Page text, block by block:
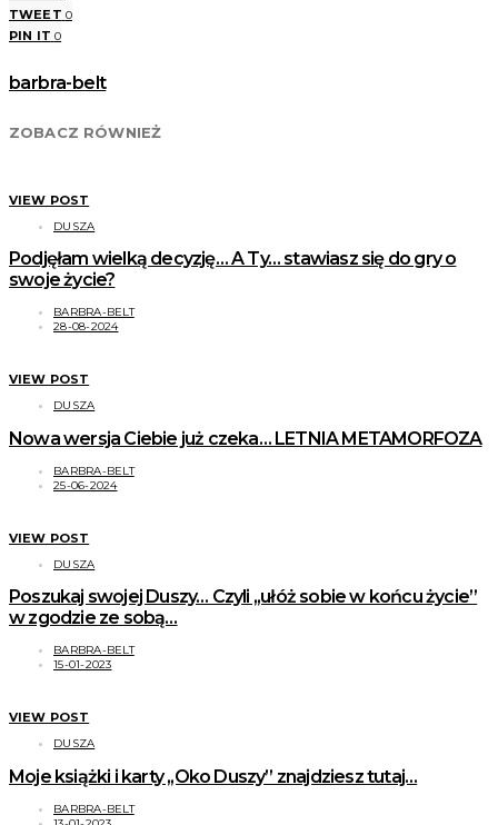
TWEET 0
PIN IT 0
barbra-belt
ZOBACZ RÓWNIEŻ
VIEW POST
DUSZA
Podjęłam wielką decyzję… A Ty… stawiasz się do gry o
swoje życie?
BARBRA-BELT
28-08-2024
VIEW POST
DUSZA
Nowa wersja Ciebie już czeka… LETNIA METAMORFOZA
BARBRA-BELT
25-06-2024
VIEW POST
DUSZA
Poszukaj swojej Duszy… Czyli ,,ułóż sobie w końcu życie”
w zgodzie ze sobą…
BARBRA-BELT
15-01-2023
VIEW POST
DUSZA
Moje książki i karty ,,Oko Duszy” znajdziesz tutaj…
BARBRA-BELT